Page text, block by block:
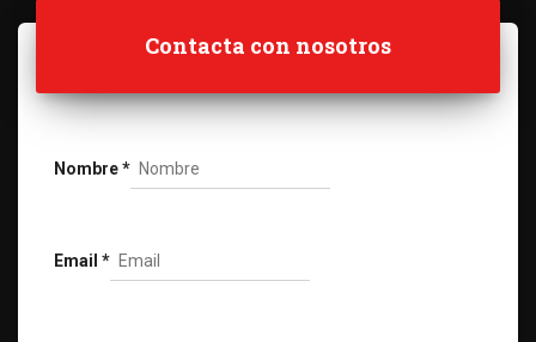
Contacta con nosotros
Nombre*
Email *